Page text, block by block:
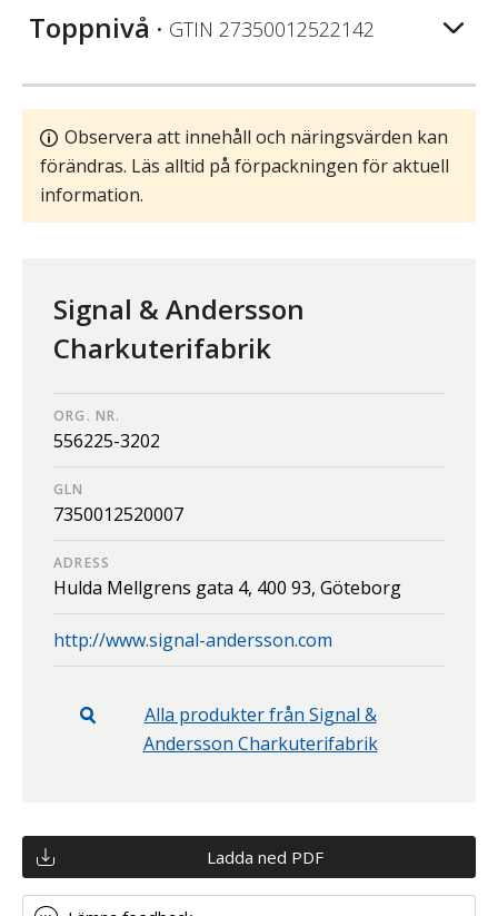
Toppnivå • GTIN 27350012522142
Observera att innehåll och näringsvärden kan
förändras. Läs alltid på förpackningen för aktuell
information.
Signal & Andersson
Charkuterifabrik
ORG. NR.
556225-3202
GLN
7350012520007
ADRESS
Hulda Mellgrens gata 4, 400 93, Göteborg
http://www.signal-andersson.com
Alla produkter från Signal &
Andersson Charkuterifabrik
Ladda ned PDF